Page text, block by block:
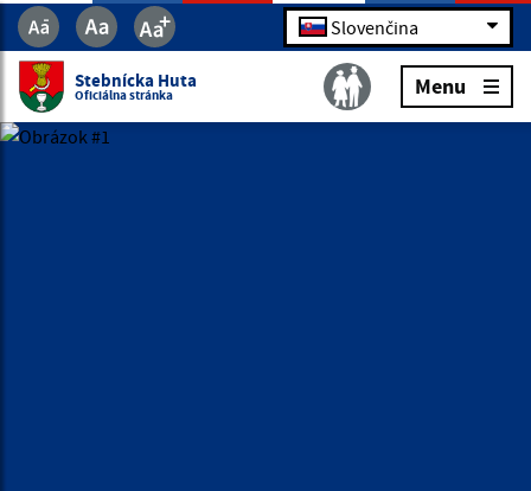
Slovenčina
Stebnícka Huta
Oficiálna stránka Menu